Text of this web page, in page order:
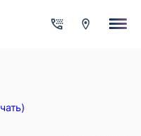
Cash-back на
работы